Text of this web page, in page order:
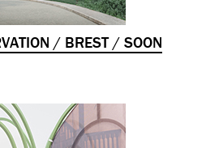
/ BREST / SOON